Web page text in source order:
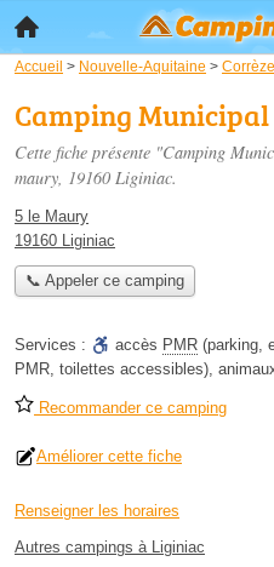
Accueil > Nouvelle-Aquitaine > Corrèze
Camping
Cette fiche présente "Camping
maury, 19160 Liginiac.
5 le Maury
19160 Liginiac
📞 Appeler ce camping
Services : accès PMR (parking,
PMR, toilettes accessibles),
Recommander ce camping
Améliorer cette fiche
Renseigner les horaires
Autres campings à Liginiac